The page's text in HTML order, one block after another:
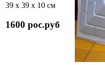
39 х 39 х 10 см
1600 рос.руб